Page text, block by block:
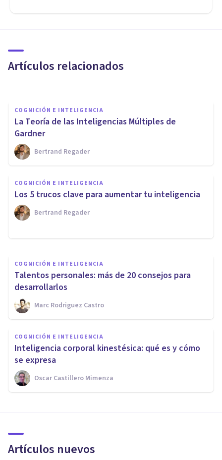
Artículos relacionados
Emocional?
COGNICIÓN E INTELIGENCIA
La Teoría de las Inteligencias Múltiples de
Gardner
Bertrand Regader
COGNICIÓN E INTELIGENCIA
Los 5 trucos clave para aumentar tu inteligencia
Bertrand Regader
¿Es el Cociente Intelectual lo
mismo que la inteligencia?
COGNICIÓN E INTELIGENCIA
Talentos personales: más de 20 consejos para
desarrollarlos
Marc Rodriguez Castro
COGNICIÓN E INTELIGENCIA
Inteligencia corporal kinestésica: qué es y cómo
se expresa
Oscar Castillero Mimenza
Artículos nuevos